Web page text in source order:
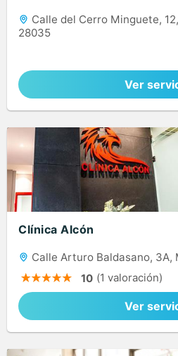
Calle del Cerro Minguete,
28035
Ver
Clínica Alcón
Calle Arturo Baldasano,
10 (1 valoración)
Ver